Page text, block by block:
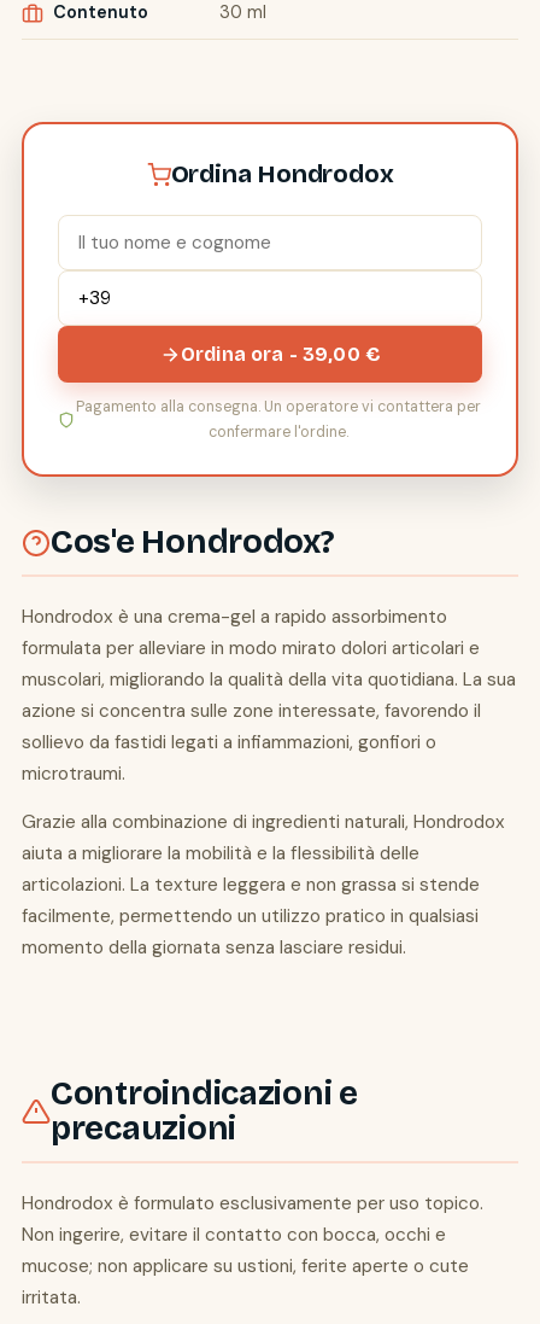
Contenuto 30 ml
Ordina Hondrodox
Ordina ora - 39,00 €
Pagamento alla consegna. Un operatore vi contattera per
confermare l'ordine.
Cos'e Hondrodox?
Hondrodox è una crema-gel a rapido assorbimento
formulata per alleviare in modo mirato dolori articolari e
muscolari, migliorando la qualità della vita quotidiana. La sua
azione si concentra sulle zone interessate, favorendo il
sollievo da fastidi legati a infiammazioni, gonfiori o
microtraumi.
Grazie alla combinazione di ingredienti naturali, Hondrodox
aiuta a migliorare la mobilità e la flessibilità delle
articolazioni. La texture leggera e non grassa si stende
facilmente, permettendo un utilizzo pratico in qualsiasi
momento della giornata senza lasciare residui.
Controindicazioni e
precauzioni
Hondrodox è formulato esclusivamente per uso topico.
Non ingerire, evitare il contatto con bocca, occhi e
mucose; non applicare su ustioni, ferite aperte o cute
irritata.